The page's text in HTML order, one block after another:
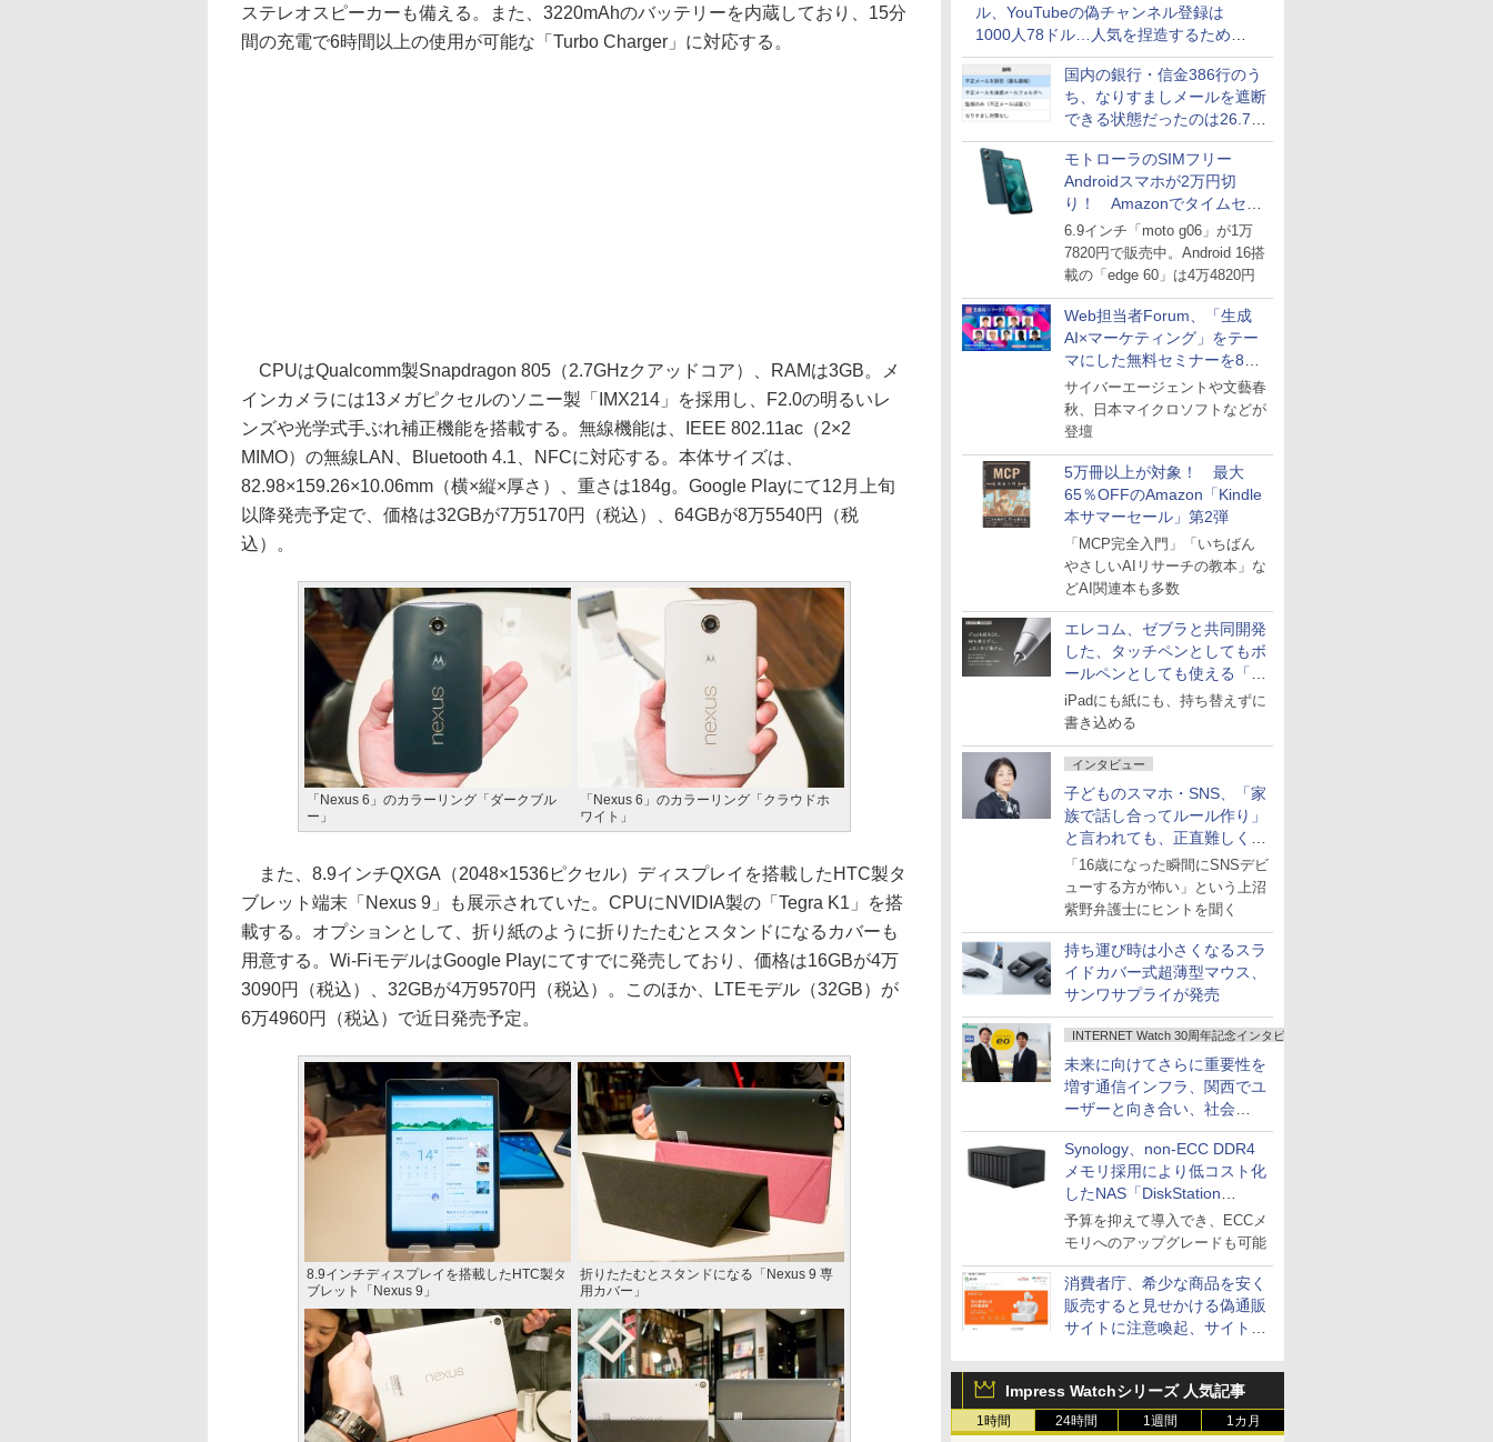
ル、YouTubeの偽チャンネル登録は
1000人78ドル…人気を捏造するための
価格リストが公開中
国内の銀行・信金386行のう
ち、なりすましメールを遮断
できる状態だったのは26.7％
にとどまる～GMOブランド
セキュリティ調査
モトローラのSIMフリー
Androidスマホが2万円切
り！ Amazonでタイムセー
ル
6.9インチ「moto g06」が1万
7820円で販売中。Android 16搭
載の「edge 60」は4万4820円
Web担当者Forum、「生成
AI×マーケティング」をテー
マにした無料セミナーを8月
27日にオンライン開催
サイバーエージェントや文藝春
秋、日本マイクロソフトなどが
登壇
5万冊以上が対象！ 最大
65％OFFのAmazon「Kindle
本サマーセール」第2弾
「MCP完全入門」「いちばん
やさしいAIリサーチの教本」な
どAI関連本も多数
エレコム、ゼブラと共同開発
した、タッチペンとしてもボ
ールペンとしても使える「ス
タイラスツーウェイ」発売
iPadにも紙にも、持ち替えずに
書き込める
インタビュー
子どものスマホ・SNS、「家
族で話し合ってルール作り」
と言われても、正直難しくな
いですか？
「16歳になった瞬間にSNSデビ
ューする方が怖い」という上沼
紫野弁護士にヒントを聞く
持ち運び時は小さくなるスラ
イドカバー式超薄型マウス、
サンワサプライが発売
INTERNET Watch 30周年記念インタビュー
未来に向けてさらに重要性を
増す通信インフラ、関西でユ
ーザーと向き合い、社会
の“あたらしい”を起動し続け
る～オプテージ
Synology、non-ECC DDR4
メモリ採用により低コスト化
したNAS「DiskStation
neo+」シリーズ
予算を抑えて導入でき、ECCメ
モリへのアップグレードも可能
消費者庁、希少な商品を安く
販売すると見せかける偽通販
サイトに注意喚起、サイト名
Impress Watchシリーズ 人気記事
1時間 24時間 1週間 1カ月
ステレオスピーカーも備える。また、3220mAhのバッテリーを内蔵しており、15分
間の充電で6時間以上の使用が可能な「Turbo Charger」に対応する。
CPUはQualcomm製Snapdragon 805（2.7GHzクアッドコア）、RAMは3GB。メ
インカメラには13メガピクセルのソニー製「IMX214」を採用し、F2.0の明るいレ
ンズや光学式手ぶれ補正機能を搭載する。無線機能は、IEEE 802.11ac（2×2
MIMO）の無線LAN、Bluetooth 4.1、NFCに対応する。本体サイズは、
82.98×159.26×10.06mm（横×縦×厚さ）、重さは184g。Google Playにて12月上旬
以降発売予定で、価格は32GBが7万5170円（税込）、64GBが8万5540円（税
込）。
「Nexus 6」のカラーリング「ダークブル
ー」
「Nexus 6」のカラーリング「クラウドホ
ワイト」
また、8.9インチQXGA（2048×1536ピクセル）ディスプレイを搭載したHTC製タ
ブレット端末「Nexus 9」も展示されていた。CPUにNVIDIA製の「Tegra K1」を搭
載する。オプションとして、折り紙のように折りたたむとスタンドになるカバーも
用意する。Wi-FiモデルはGoogle Playにてすでに発売しており、価格は16GBが4万
3090円（税込）、32GBが4万9570円（税込）。このほか、LTEモデル（32GB）が
6万4960円（税込）で近日発売予定。
8.9インチディスプレイを搭載したHTC製タ
ブレット「Nexus 9」
折りたたむとスタンドになる「Nexus 9 専
用カバー」